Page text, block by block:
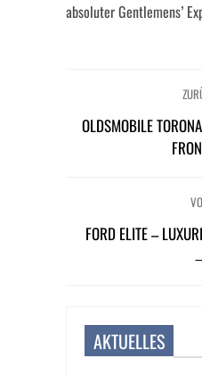
absoluter Gentlemens’
OLDSMOBILE
FORD ELITE –
AKTUELLES